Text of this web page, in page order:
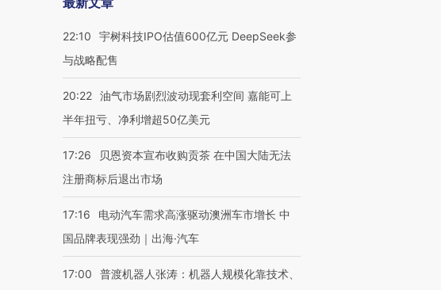
22:10
宇树科技IPO估值600亿元 DeepSeek参
与战略配售
20:22 油气市场剧烈波动现套利空间 嘉能可上
半年扭亏、净利增超50亿美元
17:26
贝恩资本宣布收购贡茶 在中国大陆无法
注册商标后退出市场
17:16
电动汽车需求高涨驱动澳洲车市增长 中
国品牌表现强劲｜出海·汽车
17:00
普渡机器人张涛：机器人规模化靠技术、